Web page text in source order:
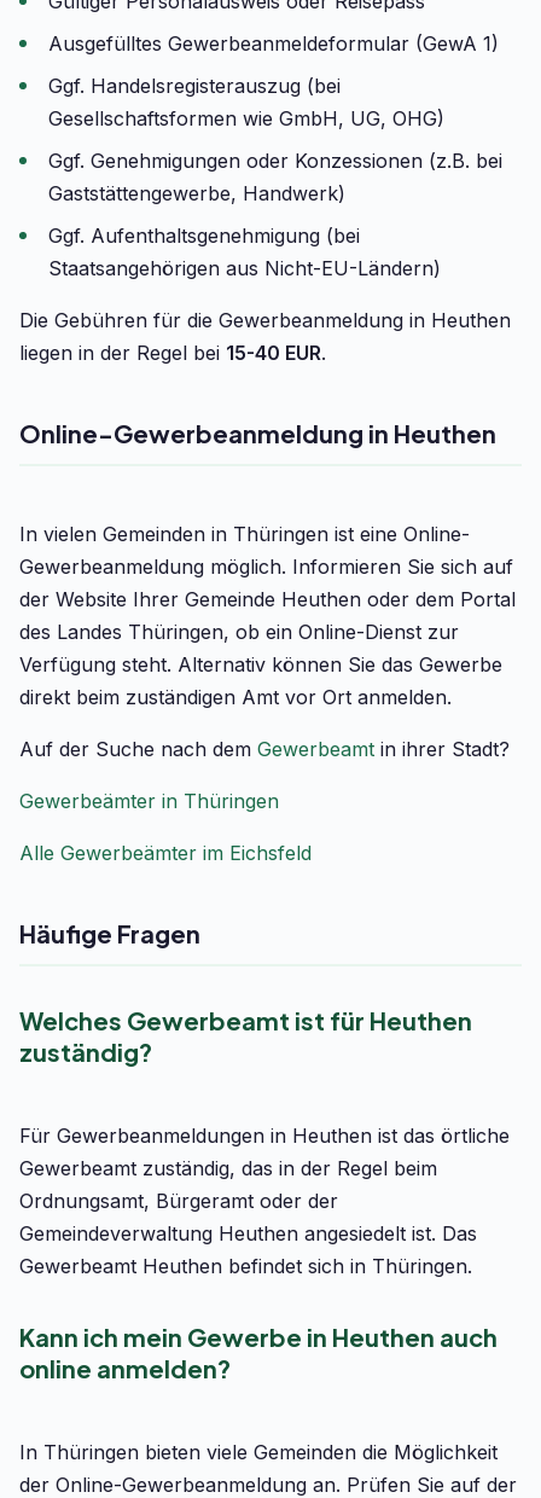
Ausgefülltes Gewerbeanmeldeformular (GewA 1)
Ggf. Handelsregisterauszug (bei
Gesellschaftsformen wie GmbH, UG, OHG)
Ggf. Genehmigungen oder Konzessionen (z.B. bei
Gaststättengewerbe, Handwerk)
Ggf. Aufenthaltsgenehmigung (bei
Staatsangehörigen aus Nicht-EU-Ländern)
Die Gebühren für die Gewerbeanmeldung in Heuthen
liegen in der Regel bei 15-40 EUR.
Online-Gewerbeanmeldung in Heuthen
In vielen Gemeinden in Thüringen ist eine Online-
Gewerbeanmeldung möglich. Informieren Sie sich auf
der Website Ihrer Gemeinde Heuthen oder dem Portal
des Landes Thüringen, ob ein Online-Dienst zur
Verfügung steht. Alternativ können Sie das Gewerbe
direkt beim zuständigen Amt vor Ort anmelden.
Auf der Suche nach dem Gewerbeamt in ihrer Stadt?
Gewerbeämter in Thüringen
Alle Gewerbeämter im Eichsfeld
Häufige Fragen
Welches Gewerbeamt ist für Heuthen
zuständig?
Für Gewerbeanmeldungen in Heuthen ist das örtliche
Gewerbeamt zuständig, das in der Regel beim
Ordnungsamt, Bürgeramt oder der
Gemeindeverwaltung Heuthen angesiedelt ist. Das
Gewerbeamt Heuthen befindet sich in Thüringen.
Kann ich mein Gewerbe in Heuthen auch
online anmelden?
In Thüringen bieten viele Gemeinden die Möglichkeit
der Online-Gewerbeanmeldung an. Prüfen Sie auf der